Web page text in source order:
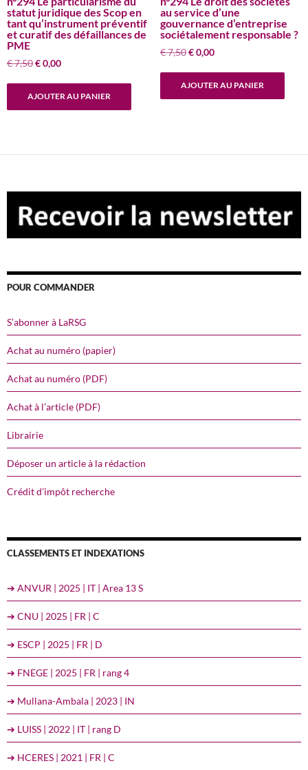
statut juridique des Scop en
tant qu’instrument préventif
et curatif des défaillances de
PME
€7,50Le
€0,00Le
AJOUTER AU PANIER
au service d’une
gouvernance d’entreprise
sociétalement responsable ?
€7,50 Le
€0,00Le
AJOUTER AU PANIER
POUR COMMANDER
S’abonner à LaRSG
Achat au numéro (papier)
Achat au numéro (PDF)
Achat à l’article (PDF)
Librairie
Déposer un article à la rédaction
Crédit d’impôt recherche
CLASSEMENTS ET INDEXATIONS
➔ ANVUR | 2025 | IT | Area 13 S
➔ CNU | 2025 | FR | C
➔ ESCP | 2025 | FR | D
➔ FNEGE | 2025 | FR | rang 4
➔ Mullana-Ambala | 2023 | IN
➔ LUISS | 2022 | IT | rang D
➔ HCERES | 2021 | FR | C